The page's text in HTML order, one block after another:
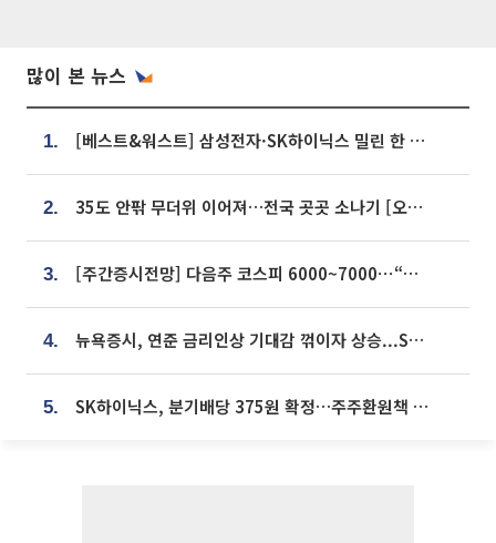
많이 본 뉴스
1. [베스트&워스트] 삼성전자·SK하이닉스 밀린 한 주…상상인증권은 85% 급등
2. 35도 안팎 무더위 이어져…전국 곳곳 소나기 [오늘 날씨]
3. [주간증시전망] 다음주 코스피 6000~7000⋯“外人 수급은 정책이 변수”
4. 뉴욕증시, 연준 금리인상 기대감 꺾이자 상승...S&P500 사상 최고치 [종합]
5. SK하이닉스, 분기배당 375원 확정…주주환원책 9월로 앞당겨 발표